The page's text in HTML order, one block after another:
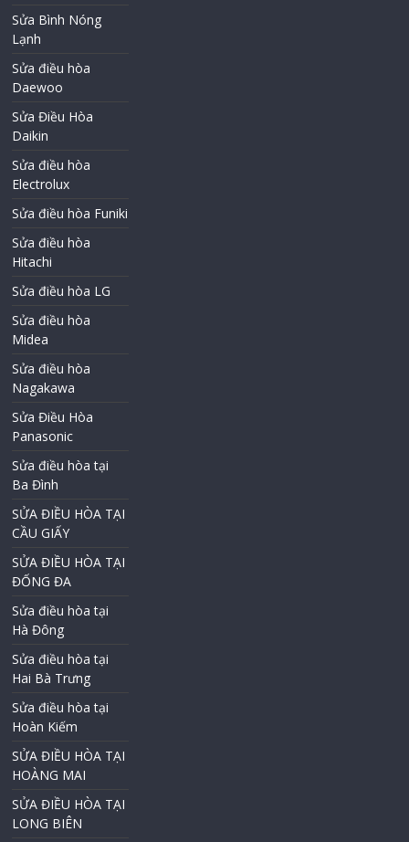
Sửa Bình Nóng
Lạnh
Sửa điều hòa
Daewoo
Sửa Điều Hòa
Daikin
Sửa điều hòa
Electrolux
Sửa điều hòa Funiki
Sửa điều hòa
Hitachi
Sửa điều hòa LG
Sửa điều hòa
Midea
Sửa điều hòa
Nagakawa
Sửa Điều Hòa
Panasonic
Sửa điều hòa tại
Ba Đình
SỬA ĐIỀU HÒA TẠI
CẦU GIẤY
SỬA ĐIỀU HÒA TẠI
ĐỐNG ĐA
Sửa điều hòa tại
Hà Đông
Sửa điều hòa tại
Hai Bà Trưng
Sửa điều hòa tại
Hoàn Kiếm
SỬA ĐIỀU HÒA TẠI
HOÀNG MAI
SỬA ĐIỀU HÒA TẠI
LONG BIÊN